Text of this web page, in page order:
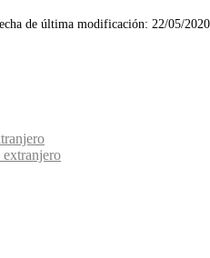
de última modificación: 22/05/2020
extranjero